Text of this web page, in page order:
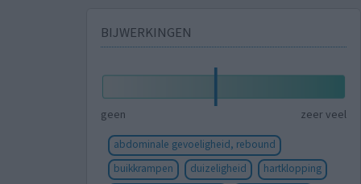
BIJWERKINGEN
geen zeer veel
abdominale gevoeligheid, rebound
buikkrampen
duizeligheid
hartklopping